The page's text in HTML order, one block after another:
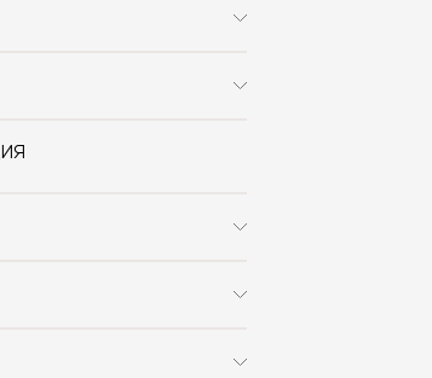
Современный / Сканди /
Необычной формы
Tommy Hyldahl
заказа и доставки,